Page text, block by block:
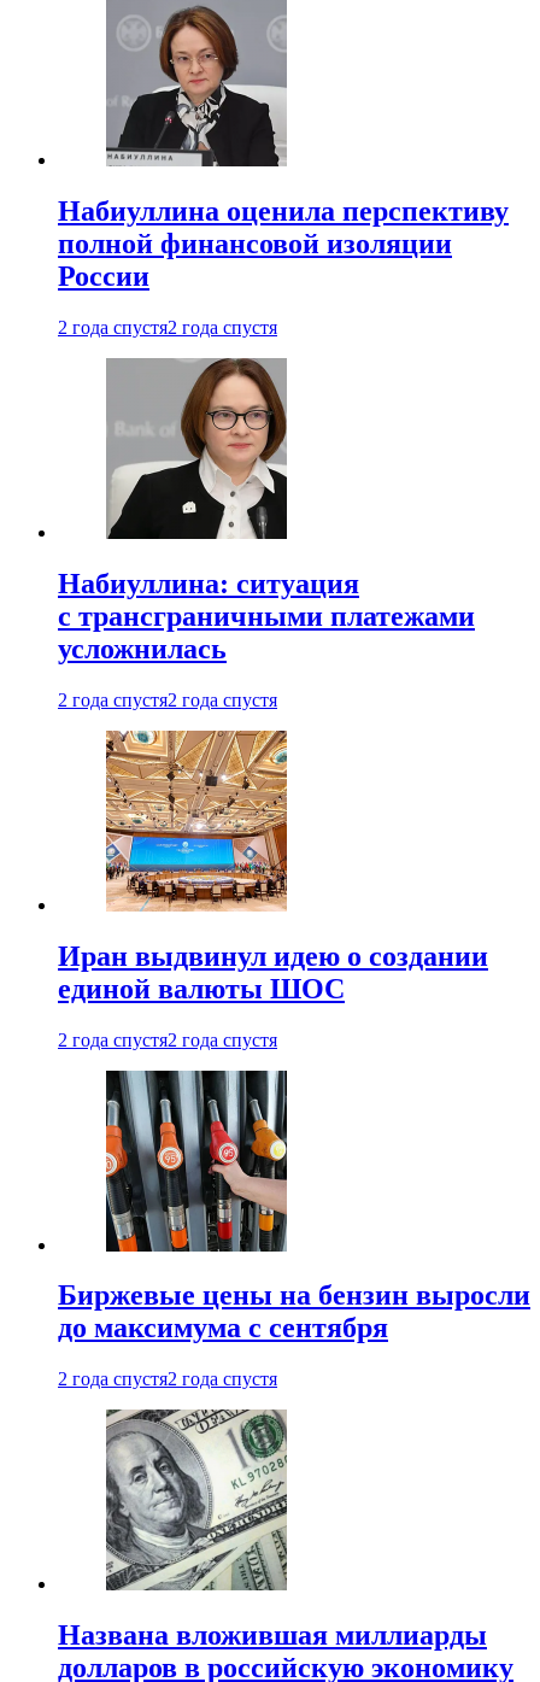
Набиуллина оценила перспективу
полной финансовой изоляции
России
2 года спустя2 года спустя
Набиуллина: ситуация
с трансграничными платежами
усложнилась
2 года спустя2 года спустя
Иран выдвинул идею о создании
единой валюты ШОС
2 года спустя2 года спустя
Биржевые цены на бензин выросли
до максимума с сентября
2 года спустя2 года спустя
Названа вложившая миллиарды
долларов в российскую экономику